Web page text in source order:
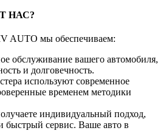
НАС?
мы обеспечиваем:
обслуживание вашего автомобиля,
и долговечность.
используют современное
временем методики
индивидуальный подход,
быстрый сервис. Ваше авто в